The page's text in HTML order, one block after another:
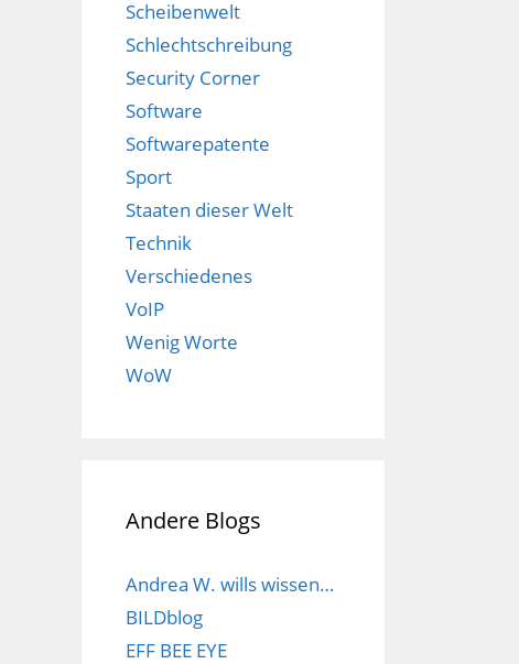
Scheibenwelt
Schlechtschreibung
Security Corner
Software
Softwarepatente
Sport
Staaten dieser Welt
Technik
Verschiedenes
VoIP
Wenig Worte
WoW
Andere Blogs
Andrea W. wills wissen…
BILDblog
EFF BEE EYE